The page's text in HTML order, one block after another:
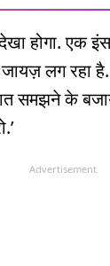
होगा. एक
लग रहा
समझने के
Advertisement